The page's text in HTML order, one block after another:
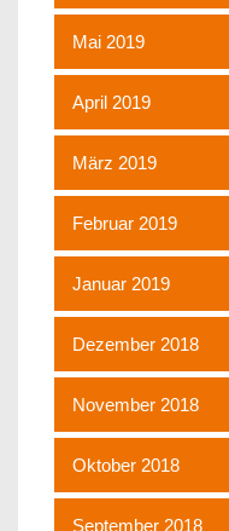
Mai 2019
April 2019
März 2019
Februar 2019
Januar 2019
Dezember 2018
November 2018
Oktober 2018
September 2018